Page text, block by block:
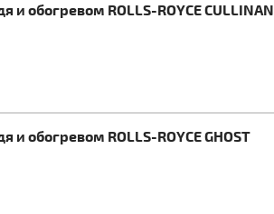
и обогревом ROLLS-ROYCE CULLINAN
обогревом ROLLS-ROYCE GHOST